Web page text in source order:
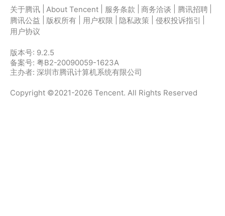
关于腾讯 About Tencent 服务条款 商务洽谈 腾讯招聘
腾讯公益
版权所有 用户权限 隐私政策 侵权投诉指引
用户协议
版本号: 9.2.5
备案号: 粤B2-20090059-1623A
主办者: 深圳市腾讯计算机系统有限公司
Copyright ©2021-2026 Tencent. All Rights Reserved